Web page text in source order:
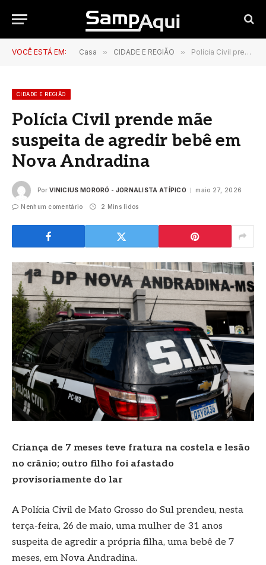
VOCÊ ESTÁ EM: Casa » CIDADE E REGIÃO » Polícia Civil prende mãe suspeita de agredir bebê em Nova Andradina
CIDADE E REGIÃO
Polícia Civil prende mãe
suspeita de agredir bebê em
Nova Andradina
Por VINICIUS MORORÓ - JORNALISTA ATÍPICO maio 27, 2026
Nenhum comentário 2 Mins lidos
Criança de 7 meses teve fratura na costela e lesão
no crânio; outro filho foi afastado
provisoriamente do lar
A Polícia Civil de Mato Grosso do Sul prendeu, nesta
terça-feira, 26 de maio, uma mulher de 31 anos
suspeita de agredir a própria filha, uma bebê de 7
meses, em Nova Andradina.